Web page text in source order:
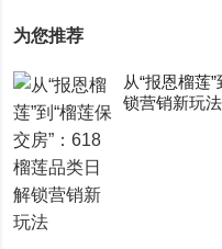
为您推荐
从“报恩榴莲
锁营销新玩法